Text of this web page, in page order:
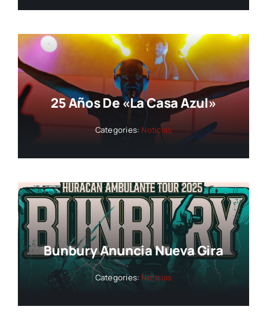
25 Años De «La Casa Azul»
Categories: Noticias
Bunbury Anuncia Nueva Gira
Categories: Noticias